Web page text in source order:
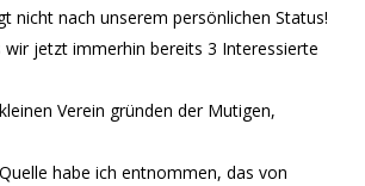
nicht nach unserem persönlichen Status!
wir jetzt immerhin bereits 3 Interessierte
Verein gründen der Mutigen,
habe ich entnommen, das von